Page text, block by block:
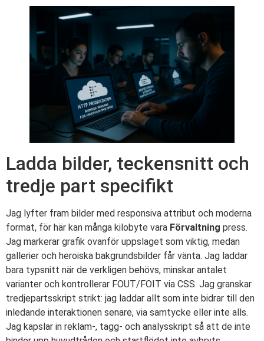
Ladda bilder, teckensnitt och
tredje part specifikt
Jag lyfter fram bilder med responsiva attribut och moderna
format, för här kan många kilobyte vara Förvaltning press.
Jag markerar grafik ovanför uppslaget som viktig, medan
gallerier och heroiska bakgrundsbilder får vänta. Jag laddar
bara typsnitt när de verkligen behövs, minskar antalet
varianter och kontrollerar FOUT/FOIT via CSS. Jag granskar
tredjepartsskript strikt: jag laddar allt som inte bidrar till den
inledande interaktionen senare, via samtycke eller inte alls.
Jag kapslar in reklam-, tagg- och analysskript så att de inte